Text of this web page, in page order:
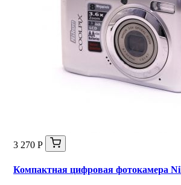
3 270 Р
Компактная цифровая фотокамера